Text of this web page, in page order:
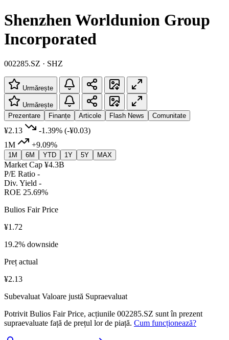
Shenzhen Worldunion Group
Incorporated
002285.SZ · SHZ
Urmărește
Urmărește
Prezentare
Finanțe Articole Flash News Comunitate
¥2.13 -1.39% (-¥0.03)
1M
+9.09%
1M 6M YTD 1Y 5Y MAX
Market Cap ¥4.3B
P/E Ratio -
Div. Yield -
ROE 25.69%
Bulios Fair Price
¥1.72
19.2% downside
Preț actual
¥2.13
Subevaluat Valoare justă Supraevaluat
Potrivit Bulios Fair Price, acțiunile 002285.SZ sunt în prezent
supraevaluate față de prețul lor de piață. Cum funcționează?